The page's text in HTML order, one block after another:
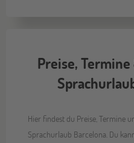
Preise,
Hier findest du Preise, Termine
Sprachurlaub Barcelona. Du